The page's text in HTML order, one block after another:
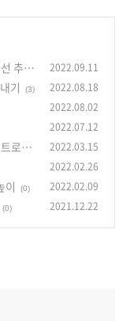
추적
2022.09.11
기 (3) 2022.08.18
2022.08.02
2022.07.12
로키 2022.03.15
2022.02.26
이 (0) 2022.02.09
(0) 2021.12.22